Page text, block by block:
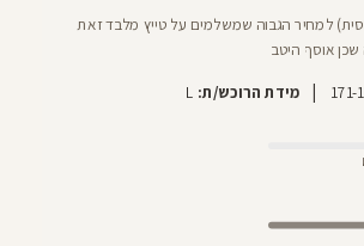
למחיר הגבוה שמשלמים על טייץ מלבד זאת
אוסף היטב
171- מידת הרוכש/ת: L